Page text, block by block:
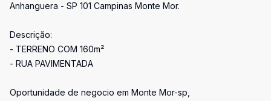
Anhanguera - SP 101 Campinas Monte Mor.
Descrição:
- TERRENO COM 160m²
- RUA PAVIMENTADA
Oportunidade de negocio em Monte Mor-sp,